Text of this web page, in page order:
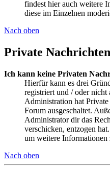
findest hier auch weitere
diese im Einzelnen
Nach oben
Private Nachrichten
Ich kann keine Privaten
Hierfür kann es drei
registriert und / oder nicht
Administration hat
Forum ausgeschaltet.
Administrator dir das
verschicken, entzogen
um weitere Informationen
Nach oben